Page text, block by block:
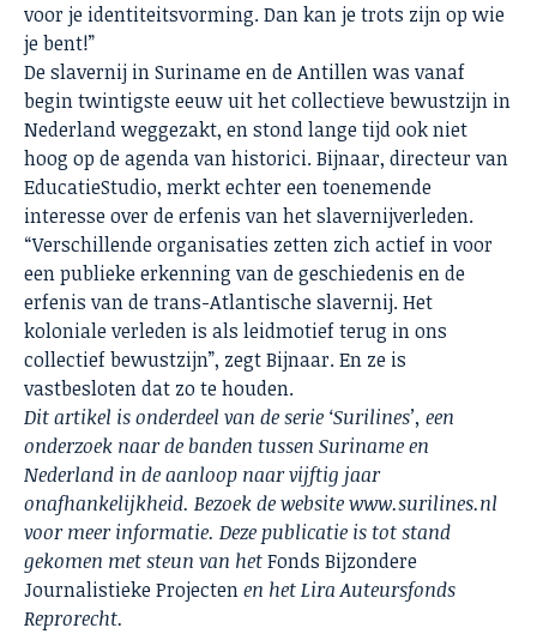
voor je identiteitsvorming. Dan kan je trots zijn op wie
je bent!”
De slavernij in Suriname en de Antillen was vanaf
begin twintigste eeuw uit het collectieve bewustzijn in
Nederland weggezakt, en stond lange tijd ook niet
hoog op de agenda van historici. Bijnaar, directeur van
EducatieStudio, merkt echter een toenemende
interesse over de erfenis van het slavernijverleden.
“Verschillende organisaties zetten zich actief in voor
een publieke erkenning van de geschiedenis en de
erfenis van de trans-Atlantische slavernij. Het
koloniale verleden is als leidmotief terug in ons
collectief bewustzijn”, zegt Bijnaar. En ze is
vastbesloten dat zo te houden.
Dit artikel is onderdeel van de serie ‘Surilines’, een
onderzoek naar de banden tussen Suriname en
Nederland in de aanloop naar vijftig jaar
onafhankelijkheid. Bezoek de websitewww.surilines.nl
voor meer informatie. Deze publicatie is tot stand
gekomen met steun van hetFonds Bijzondere
Journalistieke Projectenen hetLira Auteursfonds
Reprorecht.